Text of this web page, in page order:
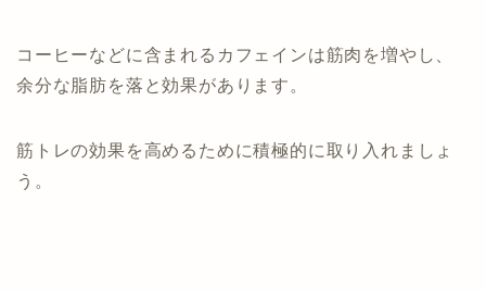
コーヒーなどに含まれるカフェインは筋肉を増やし、
余分な脂肪を落と効果があります。
筋トレの効果を高めるために積極的に取り入れましょ
う。